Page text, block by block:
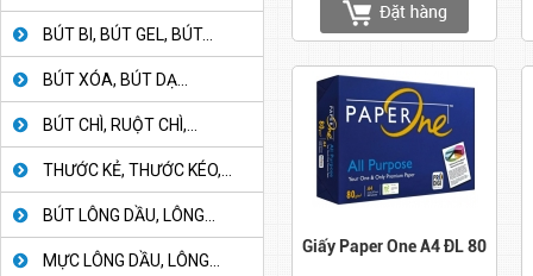
BÚT BI, BÚT GEL, BÚT...
BÚT XÓA, BÚT DẠ...
BÚT CHÌ, RUỘT CHÌ,...
THƯỚC KẺ, THƯỚC KÉO,...
BÚT LÔNG DẦU, LÔNG...
MỰC LÔNG DẦU, LÔNG...
Giấy Paper One A4 ĐL 80